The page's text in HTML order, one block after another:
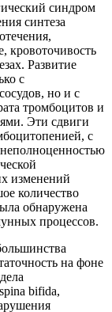
синдром
синтеза
кровоточивость
Развитие
с
но и с
тромбоцитов и
Эти сдвиги
с
изменений
количество
обнаружена
процессов.
на фоне
bifida,